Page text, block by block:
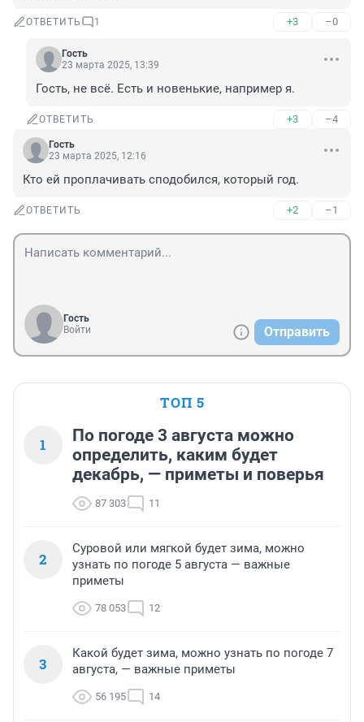
ОТВЕТИТЬ 1 +3 –0
Гость
23 марта 2025, 13:39
Гость, не всё. Есть и новенькие, например я.
ОТВЕТИТЬ +3 –4
Гость
23 марта 2025, 12:16
Кто ей проплачивать сподобился, который год.
ОТВЕТИТЬ +2 –1
Гость
Войти
Отправить
ТОП 5
1
По погоде 3 августа можно
определить, каким будет
декабрь, — приметы и поверья
87 303 11
2
Суровой или мягкой будет зима, можно
узнать по погоде 5 августа — важные
приметы
78 053 12
3
Какой будет зима, можно узнать по погоде 7
августа, — важные приметы
56 195 14